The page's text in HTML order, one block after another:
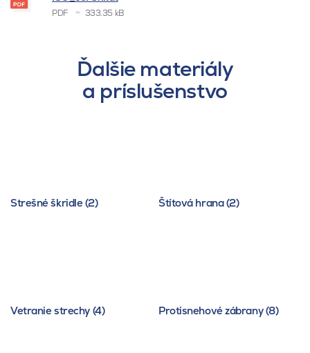
PDF 333.35 kB
Ďalšie materiály
a príslušenstvo
Strešné škridle (2) Štítová hrana (2)
Vetranie strechy (4) Protisnehové zábrany (8)